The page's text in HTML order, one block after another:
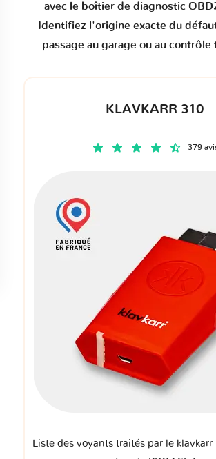
avec le boîtier de diagnostic
Identifiez l'origine exacte du
passage au garage ou au contrôle
KLAVKARR 310
379
Liste des voyants traités par le